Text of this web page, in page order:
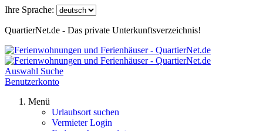
Ihre Sprache:
QuartierNet.de - Das private Unterkunftsverzeichnis!
Auswahl Suche
Benutzerkonto
Menü
Urlaubsort suchen
Vermieter Login